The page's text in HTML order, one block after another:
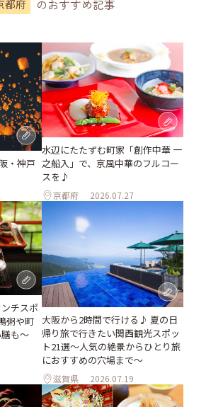
都府 のおすすめ記事
・神戸
水辺にたたずむ町家「創作中華 一
之船入」で、京風中華のフルコー
スを♪
京都府 2026.07.27
チスポ
粥や町
も～
大阪から2時間で行ける♪ 夏の日
帰り旅で行きたい関西観光スポッ
ト21選～人気の絶景からひとり旅
におすすめの穴場まで～
滋賀県 2026.07.19